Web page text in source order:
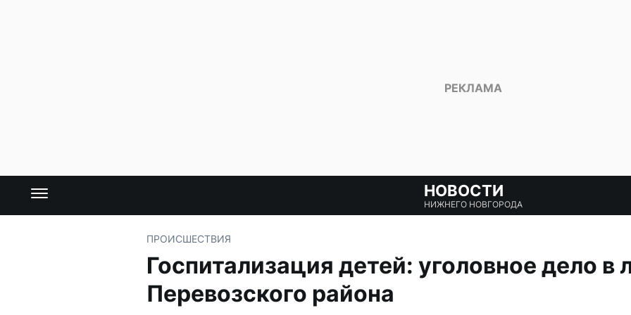
НОВОСТИ
НИЖНЕГО НОВГОРОДА
ПРОИСШЕСТВИЯ
Госпитализация детей: уголовное дело в
Перевозского района